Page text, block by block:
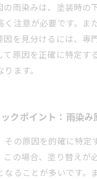
の雨染みは、塗装時
く注意が必要です。
因を見分けるには、
て原因を正確に特定
ます。
クポイント：雨染み
の原因を的確に特
の場合、塗り替え
ることが多いです。